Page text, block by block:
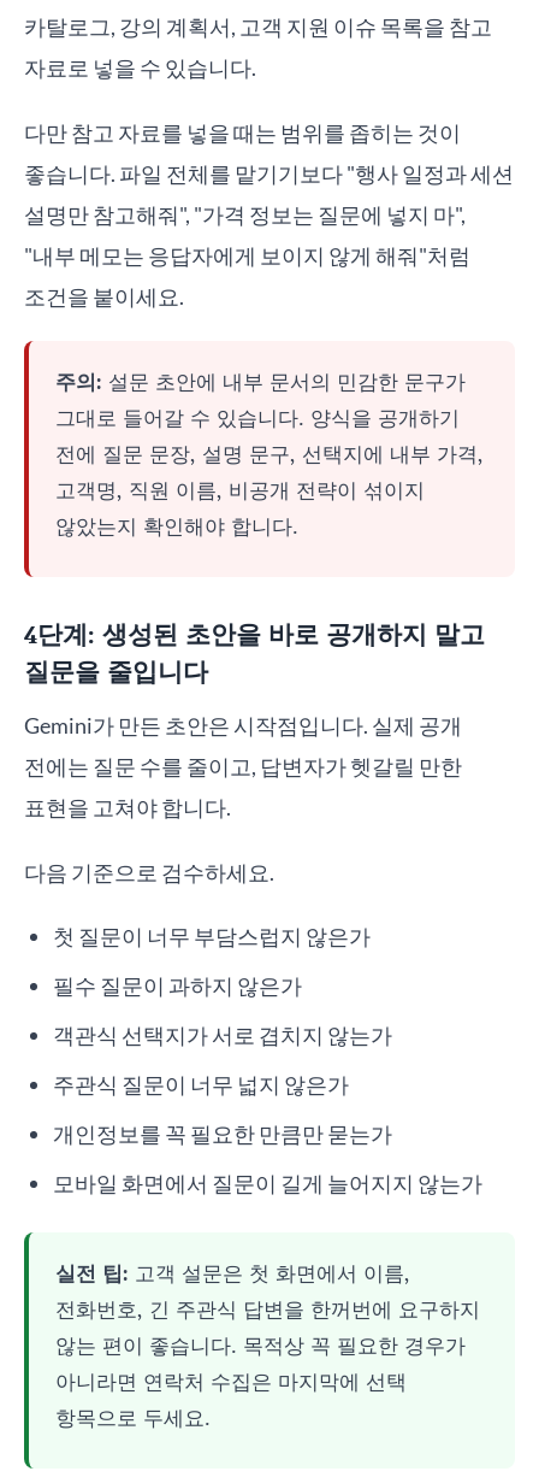
카탈로그, 강의 계획서, 고객 지원 이슈 목록을 참고
자료로 넣을 수 있습니다.
다만 참고 자료를 넣을 때는 범위를 좁히는 것이
좋습니다. 파일 전체를 맡기기보다 "행사 일정과 세션
설명만 참고해줘", "가격 정보는 질문에 넣지 마",
"내부 메모는 응답자에게 보이지 않게 해줘"처럼
조건을 붙이세요.
주의: 설문 초안에 내부 문서의 민감한 문구가
그대로 들어갈 수 있습니다. 양식을 공개하기
전에 질문 문장, 설명 문구, 선택지에 내부 가격,
고객명, 직원 이름, 비공개 전략이 섞이지
않았는지 확인해야 합니다.
4단계: 생성된 초안을 바로 공개하지 말고
질문을 줄입니다
Gemini가 만든 초안은 시작점입니다. 실제 공개
전에는 질문 수를 줄이고, 답변자가 헷갈릴 만한
표현을 고쳐야 합니다.
다음 기준으로 검수하세요.
첫 질문이 너무 부담스럽지 않은가
필수 질문이 과하지 않은가
객관식 선택지가 서로 겹치지 않는가
주관식 질문이 너무 넓지 않은가
개인정보를 꼭 필요한 만큼만 묻는가
모바일 화면에서 질문이 길게 늘어지지 않는가
실전 팁: 고객 설문은 첫 화면에서 이름,
전화번호, 긴 주관식 답변을 한꺼번에 요구하지
않는 편이 좋습니다. 목적상 꼭 필요한 경우가
아니라면 연락처 수집은 마지막에 선택
항목으로 두세요.